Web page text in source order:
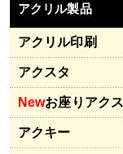
アクリル製品
アクリル印刷
アクスタ
Newお座りアク
アクキー